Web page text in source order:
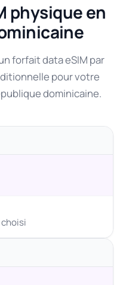
physique en
forfait data eSIM par
pour votre
dominicaine.